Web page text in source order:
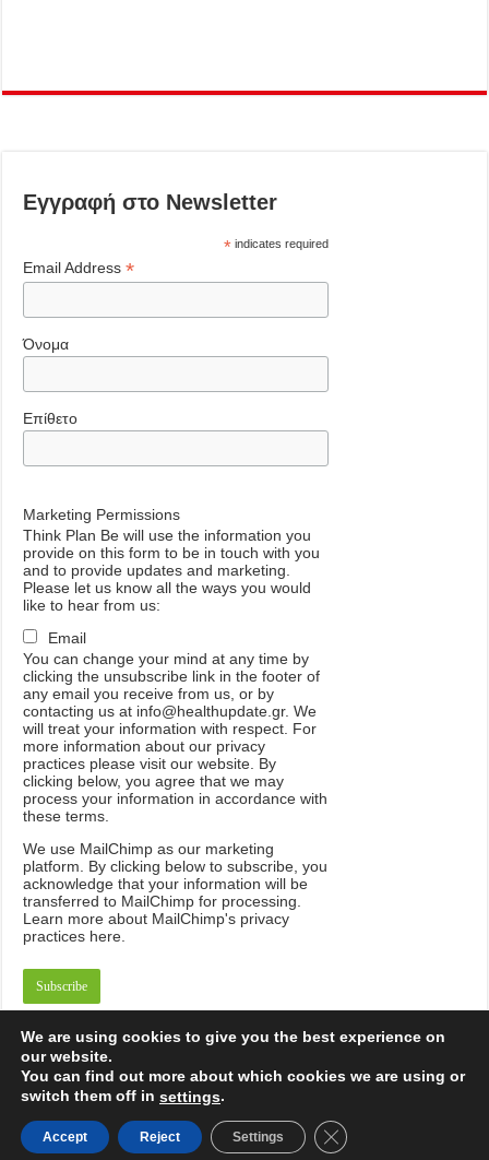
Εγγραφή στο Newsletter
*indicates required
Email Address*
Όνομα
Επίθετο
Marketing Permissions
Think Plan Be will use the information you
provide on this form to be in touch with you
and to provide updates and marketing.
Please let us know all the ways you would
like to hear from us:
Email
You can change your mind at any time by
clicking the unsubscribe link in the footer of
any email you receive from us, or by
contacting us at info@healthupdate.gr. We
will treat your information with respect. For
more information about our privacy
practices please visit our website. By
clicking below, you agree that we may
process your information in accordance with
these terms.
We use MailChimp as our marketing
platform
By clicking below to subscribe ,you
acknowledge that your information will be
transferred to MailChimp for processing
Learn more about MailChimp's privacy
practices here
Powered byThink Plan Be
© Copyright 2026, All Rights Reserved
We are using cookies to give you the best experience on
our website.
You can find out more about which cookies we are using or
switch them off in settings.
Accept Reject Settings Close GDPR Cookie